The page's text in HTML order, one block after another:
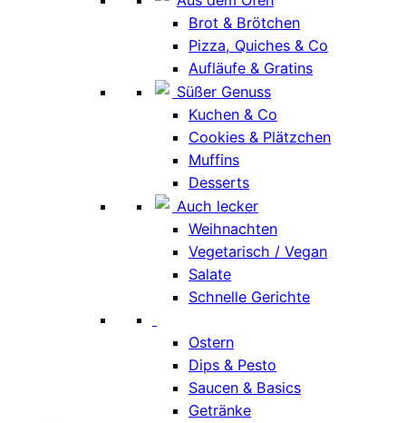
Brot & Brötchen
Pizza, Quiches & Co
Aufläufe & Gratins
Süßer Genuss
Kuchen & Co
Cookies & Plätzchen
Muffins
Desserts
Auch lecker
Weihnachten
Vegetarisch / Vegan
Salate
Schnelle Gerichte
Ostern
Dips & Pesto
Saucen & Basics
Getränke